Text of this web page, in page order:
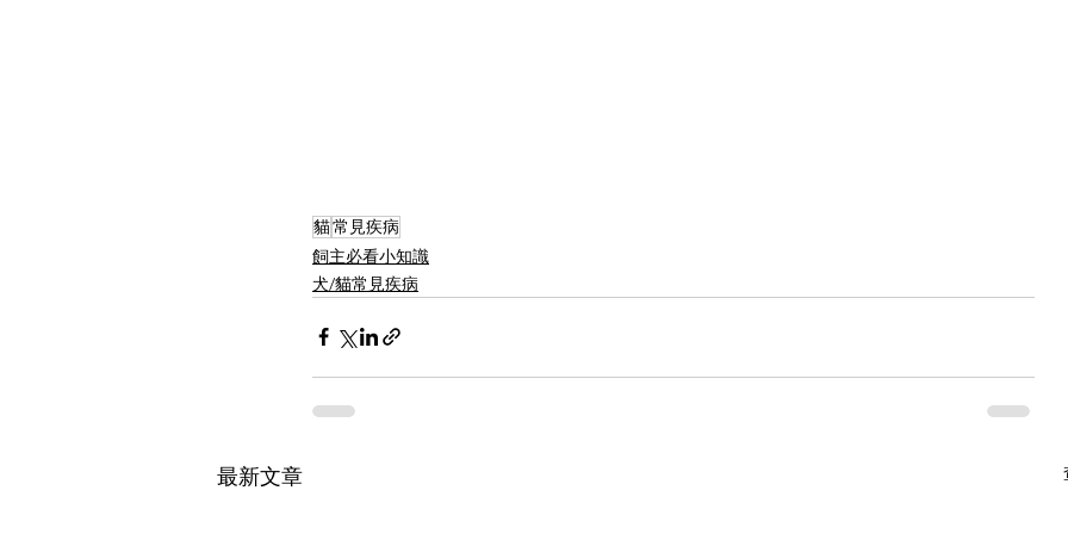
貓常見疾病
飼主必看小知識
犬/貓常見疾病
最新文章